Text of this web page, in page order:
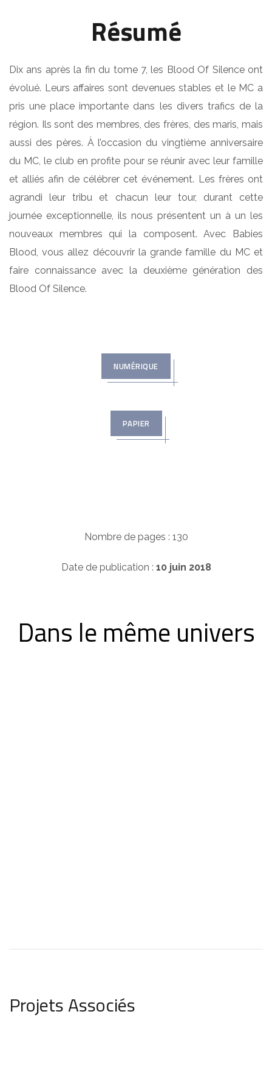
Résumé
Dix ans après la fin du tome 7, les Blood Of Silence ont
évolué. Leurs affaires sont devenues stables et le MC a
pris une place importante dans les divers trafics de la
région. Ils sont des membres, des frères, des maris, mais
aussi des pères. À l’occasion du vingtième anniversaire
du MC, le club en profite pour se réunir avec leur famille
et alliés afin de célébrer cet événement. Les frères ont
agrandi leur tribu et chacun leur tour, durant cette
journée exceptionnelle, ils nous présentent un à un les
nouveaux membres qui la composent. Avec Babies
Blood, vous allez découvrir la grande famille du MC et
faire connaissance avec la deuxième génération des
Blood Of Silence.
NUMÉRIQUE
PAPIER
Nombre de pages : 130
Date de publication : 10 juin 2018
Dans le même univers
Projets Associés
Fucking Love – Tome 8 – For